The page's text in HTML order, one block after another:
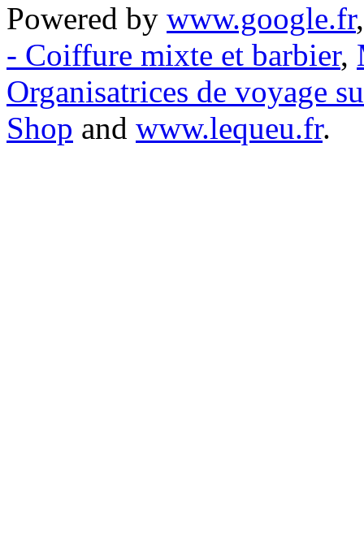
Powered by www.google.fr
- Coiffure mixte et barbier,
Organisatrices de voyage
Shop and www.lequeu.fr.